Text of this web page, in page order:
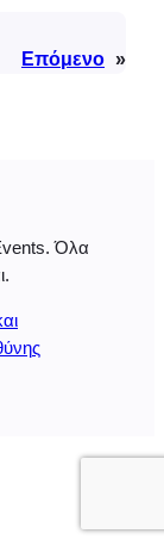
Επόμενο »
Όλα